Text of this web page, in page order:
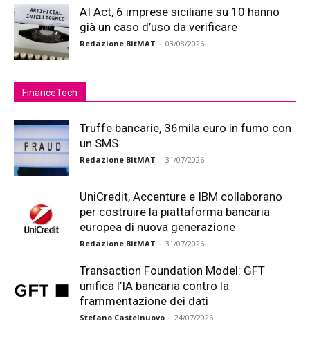
AI Act, 6 imprese siciliane su 10 hanno
già un caso d’uso da verificare
Redazione BitMAT - 03/08/2026
FinanceTech
Truffe bancarie, 36mila euro in fumo con
un SMS
Redazione BitMAT - 31/07/2026
UniCredit, Accenture e IBM collaborano
per costruire la piattaforma bancaria
europea di nuova generazione
Redazione BitMAT - 31/07/2026
Transaction Foundation Model: GFT
unifica l’IA bancaria contro la
frammentazione dei dati
Stefano Castelnuovo - 24/07/2026